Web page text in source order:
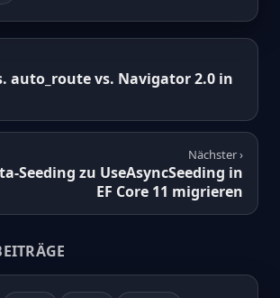
auto_route vs. Navigator 2.0 in
Nächster ›
Seeding zu UseAsyncSeeding in
EF Core 11 migrieren